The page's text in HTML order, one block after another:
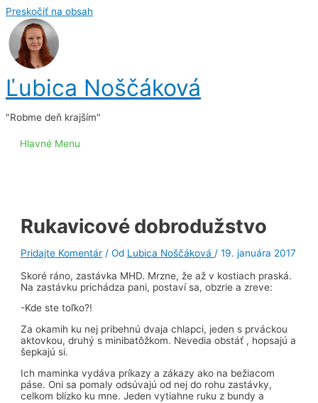
Preskočiť na obsah
Ľubica Noščáková
"Robme deň krajším"
Hlavné Menu
Rukavicové dobrodužstvo
Pridajte Komentár / Od Lubica Noščáková /19. januára 2017
Skoré ráno, zastávka MHD. Mrzne, že až v kostiach praská.
Na zastávku prichádza pani, postaví sa, obzrie a zreve:
-Kde ste toľko?!
Za okamih ku nej pribehnú dvaja chlapci, jeden s prváckou
aktovkou, druhý s minibatôžkom. Nevedia obstáť , hopsajú a
šepkajú si.
Ich maminka vydáva príkazy a zákazy ako na bežiacom
páse. Oni sa pomaly odsúvajú od nej do rohu zastávky,
celkom blízko ku mne. Jeden vytiahne ruku z bundy a